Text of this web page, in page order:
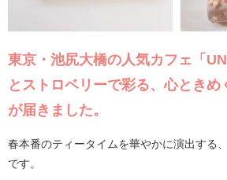
東京・池尻大橋の人気カフェ「
とストロベリーで彩る、心ときめ
が届きました。
春本番のティータイムを華やかに演出する
です。